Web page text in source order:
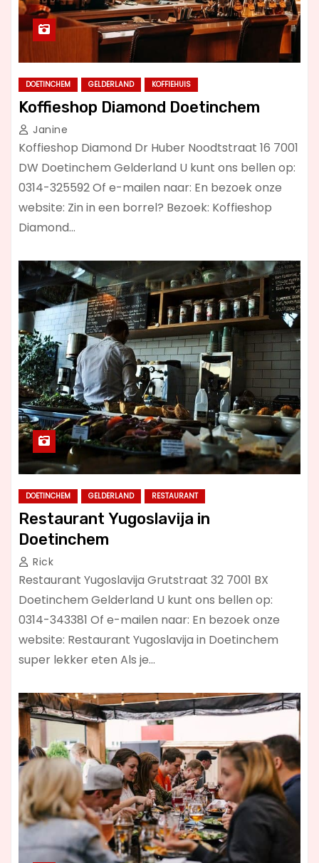
DOETINCHEM GELDERLAND KOFFIEHUIS
Koffieshop Diamond Doetinchem
Janine
Koffieshop Diamond Dr Huber Noodtstraat 16 7001
DW Doetinchem Gelderland U kunt ons bellen op:
0314-325592 Of e-mailen naar: En bezoek onze
website: Zin in een borrel? Bezoek: Koffieshop
Diamond…
DOETINCHEM GELDERLAND RESTAURANT
Restaurant Yugoslavija in
Doetinchem
Rick
Restaurant Yugoslavija Grutstraat 32 7001 BX
Doetinchem Gelderland U kunt ons bellen op:
0314-343381 Of e-mailen naar: En bezoek onze
website: Restaurant Yugoslavija in Doetinchem
super lekker eten Als je…